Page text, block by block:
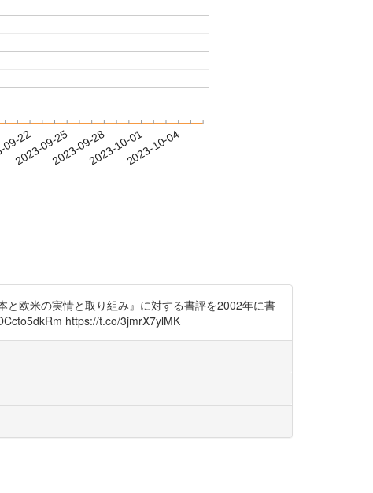
22
2023-09-252023-09-282023-10-012023-10-04
欧米の実情と取り組み』に対する書評を2002年に書
https://t.co/3jmrX7ylMK